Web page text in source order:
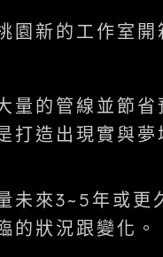
園新的工作室
量的管線並節
打造出現實與
未來3~5年或更
的狀況跟變化。